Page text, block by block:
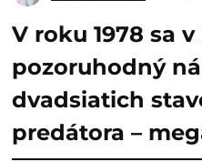
V roku 1978 sa
pozoruhodný
dvadsiatich
predátora –